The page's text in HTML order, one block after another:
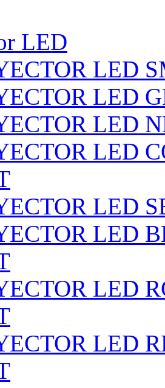
LED
LED
LED
LED
LED
LED
LED
LED
LED